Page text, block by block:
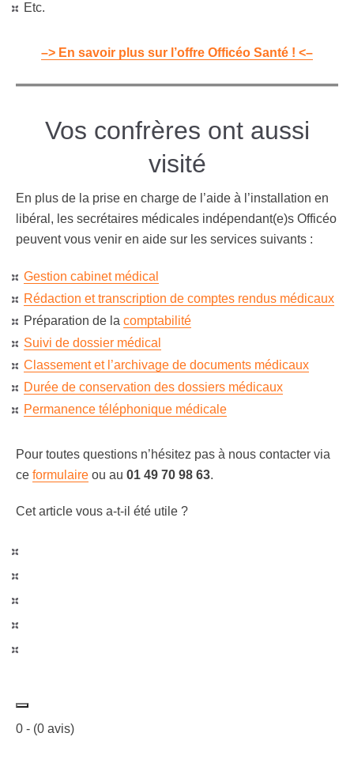
Etc.
–> En savoir plus sur l’offre Officéo Santé ! <–
Vos confrères ont aussi
visité
En plus de la prise en charge de l’aide à l’installation en
libéral, les secrétaires médicales indépendant(e)s Officéo
peuvent vous venir en aide sur les services suivants :
Gestion cabinet médical
Rédaction et transcription de comptes rendus médicaux
Préparation de la comptabilité
Suivi de dossier médical
Classementet l’archivage de documents médicaux
Durée de conservation des dossiers médicaux
Permanence téléphonique médicale
Pour toutes questions n’hésitez pas à nous contacter via
ce formulaire ou au 01 49 70 98 63.
Cet article vous a-t-il été utile ?
0 - (0 avis)